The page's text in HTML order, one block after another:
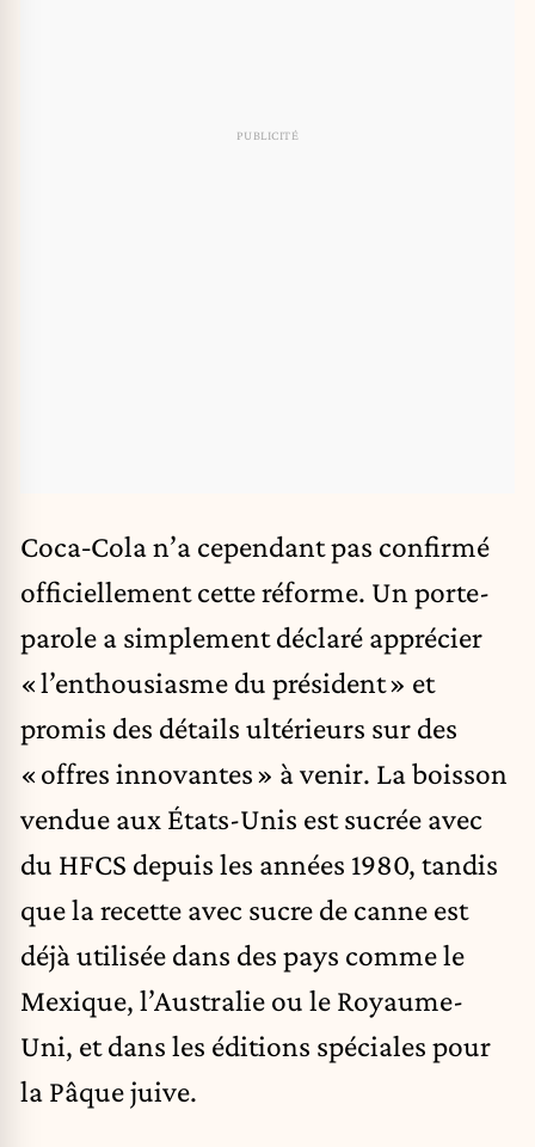
Coca‑Cola n’a cependant pas confirmé
officiellement cette réforme. Un porte-
parole a simplement déclaré apprécier
« l’enthousiasme du président » et
promis des détails ultérieurs sur des
« offres innovantes » à venir. La boisson
vendue aux États-Unis est sucrée avec
du HFCS depuis les années 1980, tandis
que la recette avec sucre de canne est
déjà utilisée dans des pays comme le
Mexique, l’Australie ou le Royaume-
Uni, et dans les éditions spéciales pour
la Pâque juive.